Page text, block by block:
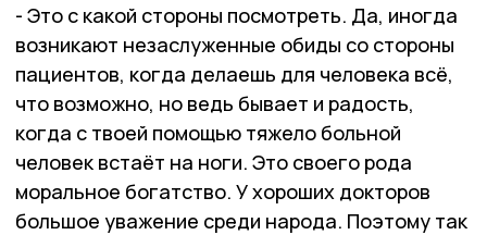
- Это с какой стороны посмотреть. Да, иногда
возникают незаслуженные обиды со стороны
пациентов, когда делаешь для человека всё,
что возможно, но ведь бывает и радость,
когда с твоей помощью тяжело больной
человек встаёт на ноги. Это своего рода
моральное богатство. У хороших докторов
большое уважение среди народа. Поэтому так